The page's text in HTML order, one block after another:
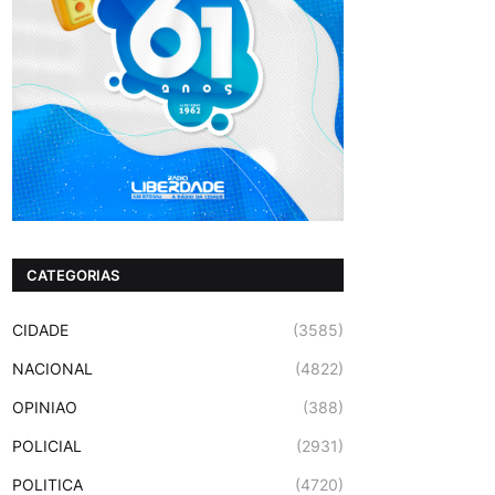
CATEGORIAS
CIDADE (3585)
NACIONAL (4822)
OPINIAO (388)
POLICIAL (2931)
POLITICA (4720)